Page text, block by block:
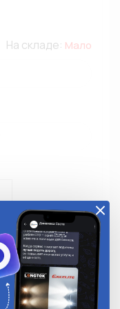
На складе: Мало